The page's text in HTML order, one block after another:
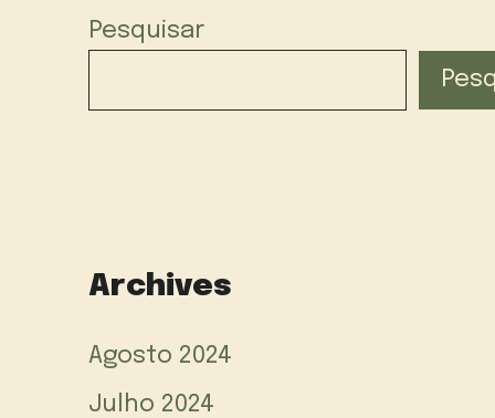
Pesquisar
Archives
Agosto 2024
Julho 2024